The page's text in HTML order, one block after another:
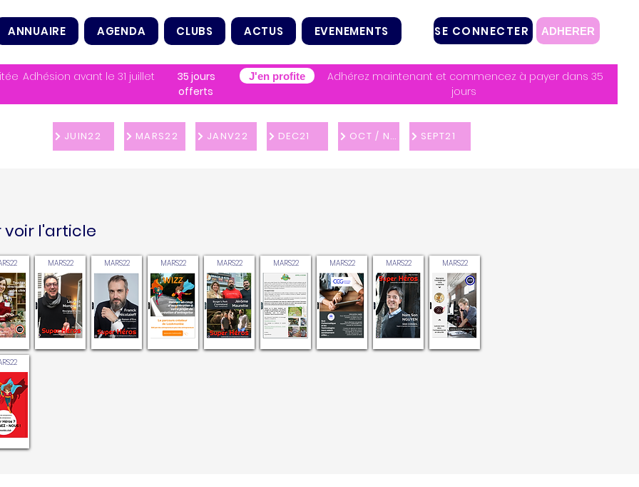
ANNUAIRE AGENDA CLUBS ACTUS EVENEMENTS SE CONNECTER ADHERER
Adhésion avant le 31 juillet
35 jours
offerts
J'en profite
Adhérez maintenant et commencez à payer dans 35
jours
JUIN22 MARS22 JANV22 DEC21 OCT / NOV 21 SEPT21
voir l'article
MARS22 MARS22 MARS22 MARS22 MARS22 MARS22 MARS22 MARS22